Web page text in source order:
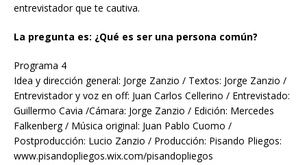
entrevistador que te cautiva.
La pregunta es: ¿Qué es ser una persona común?
Programa 4
Idea y dirección general: Jorge Zanzio / Textos: Jorge Zanzio /
Entrevistador y voz en off: Juan Carlos Cellerino / Entrevistado:
Guillermo Cavia /Cámara: Jorge Zanzio / Edición: Mercedes
Falkenberg / Música original: Juan Pablo Cuomo /
Postproducción: Lucio Zanzio / Producción: Pisando Pliegos:
www.pisandopliegos.wix.com/pisandopliegos